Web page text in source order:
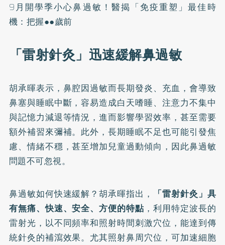
9月開學季小心鼻過敏！醫揭「免疫重塑」最佳時
機：把握●●歲前
「雷射針灸」迅速緩解鼻過敏
胡承暉表示，鼻腔因過敏而長期發炎、充血，會導致
鼻塞與睡眠中斷，容易造成白天嗜睡、注意力不集中
與記憶力減退等情況，進而影響學習效率，甚至需要
額外補習來彌補。此外，長期睡眠不足也可能引發焦
慮、情緒不穩，甚至增加兒童過動傾向，因此鼻過敏
問題不可忽視。
鼻過敏如何快速緩解？胡承暉指出，
「雷射針灸」具
有無痛、快速、安全、方便的特點 ，利用特定波長的
雷射光，以不同頻率和照射時間刺激穴位，能達到傳
統針灸的補瀉效果。尤其照射鼻周穴位，可加速細胞